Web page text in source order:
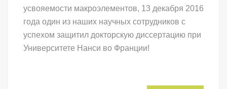
усвояемости макроэлементов, 13 декабря 2016
года один из наших научных сотрудников с
успехом защитил докторскую диссертацию при
Университете Нанси во Франции!